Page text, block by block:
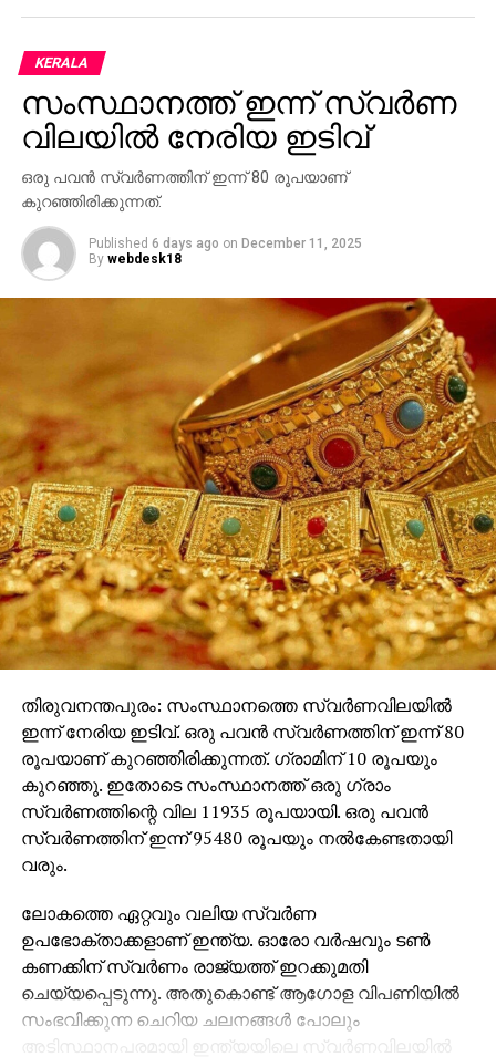
KERALA
സംസ്ഥാനത്ത് ഇന്ന് സ്വര്‍ണ
വിലയില്‍ നേരിയ ഇടിവ്
ഒരു പവന്‍ സ്വര്‍ണത്തിന് ഇന്ന് 80 രൂപയാണ്
കുറഞ്ഞിരിക്കുന്നത്.
Published 6 days ago on December 11, 2025
By webdesk18
തിരുവനന്തപുരം: സംസ്ഥാനത്തെ സ്വര്‍ണവിലയില്‍
ഇന്ന് നേരിയ ഇടിവ്. ഒരു പവന്‍ സ്വര്‍ണത്തിന് ഇന്ന് 80
രൂപയാണ് കുറഞ്ഞിരിക്കുന്നത്. ഗ്രാമിന് 10 രൂപയും
കുറഞ്ഞു. ഇതോടെ സംസ്ഥാനത്ത് ഒരു ഗ്രാം
സ്വര്‍ണത്തിന്റെ വില 11935 രൂപയായി. ഒരു പവന്‍
സ്വര്‍ണത്തിന് ഇന്ന് 95480 രൂപയും നല്‍കേണ്ടതായി
വരും.
ലോകത്തെ ഏറ്റവും വലിയ സ്വര്‍ണ
ഉപഭോക്താക്കളാണ് ഇന്ത്യ. ഓരോ വര്‍ഷവും ടണ്‍
കണക്കിന് സ്വര്‍ണം രാജ്യത്ത് ഇറക്കുമതി
ചെയ്യപ്പെടുന്നു. അതുകൊണ്ട് ആഗോള വിപണിയില്‍
സംഭവിക്കുന്ന ചെറിയ ചലനങ്ങള്‍ പോലും
അടിസ്ഥാനപരമായി ഇന്ത്യയിലെ സ്വര്‍ണവിലയില്‍